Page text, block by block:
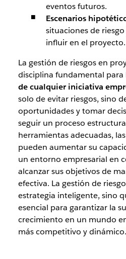
eventos futuros.
Escenarios
situaciones de
influir en el proyecto.
La gestión de riesgos en
disciplina fundamental para
de cualquier iniciativa
solo de evitar riesgos, sino
oportunidades y tomar
seguir un proceso
herramientas adecuadas,
pueden aumentar su
un entorno empresarial en
alcanzar sus objetivos de
efectiva. La gestión de
estrategia inteligente, sino
esencial para garantizar la
crecimiento en un mundo
más competitivo y dinámico.